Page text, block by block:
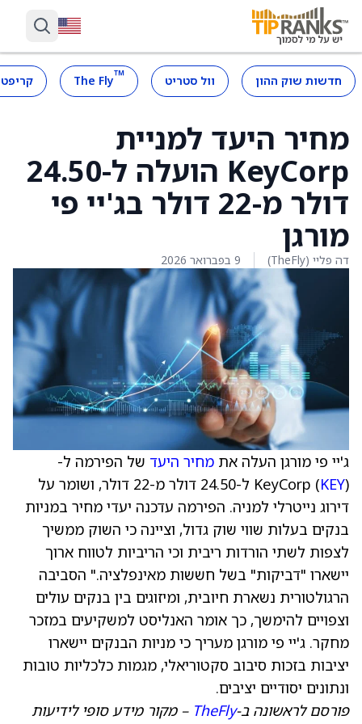
חדשות שוק ההון וול סטריט ™
The Fly
מחיר היעד למניית
KeyCorp הועלה ל-24.50
דולר מ-22 דולר בג'יי פי
מורגן
דה פליי (TheFly) 9 בפברואר 2026
ג'יי פי מורגן העלה את מחיר היעד של הפירמה ל-
KeyCorp (KEY
) ל-24.50 דולר מ-22 דולר, ושומר על
דירוג נייטרלי למניה. הפירמה עדכנה יעדי מחיר במניות
בנקים בעלות שווי שוק גדול, וציינה כי השוק ממשיך
לצפות לשתי הורדות ריבית וכי הריביות לטווח ארוך
יישארו "דביקות" בשל חששות מאינפלציה." הסביבה
הרגולטורית נשארת חיובית, ומיזוגים בין בנקים עולים
וצפויים להימשך, כך אומר האנליסט למשקיעים במזכר
מחקר. ג'יי פי מורגן מעריך כי מניות הבנקים יישארו
יציבות בזכות סיבוב סקטוריאלי, מגמות כלכליות טובות
ונתונים יסודיים יציבים.
פורסם לראשונה ב-TheFly – מקור מידע סופי לידיעות